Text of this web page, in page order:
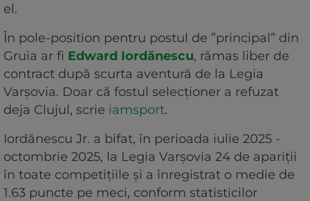
el.
În pole-position pentru postul de ”principal” din
Gruia ar fi Edward Iordănescu, rămas liber de
contract după scurta aventură de la Legia
Varșovia. Doar că fostul selecționer a refuzat
deja Clujul, scrie iamsport.
Iordănescu Jr. a bifat, în perioada iulie 2025 -
octombrie 2025, la Legia Varșovia 24 de apariții
în toate competițiile și a înregistrat o medie de
1.63 puncte pe meci, conform statisticilor